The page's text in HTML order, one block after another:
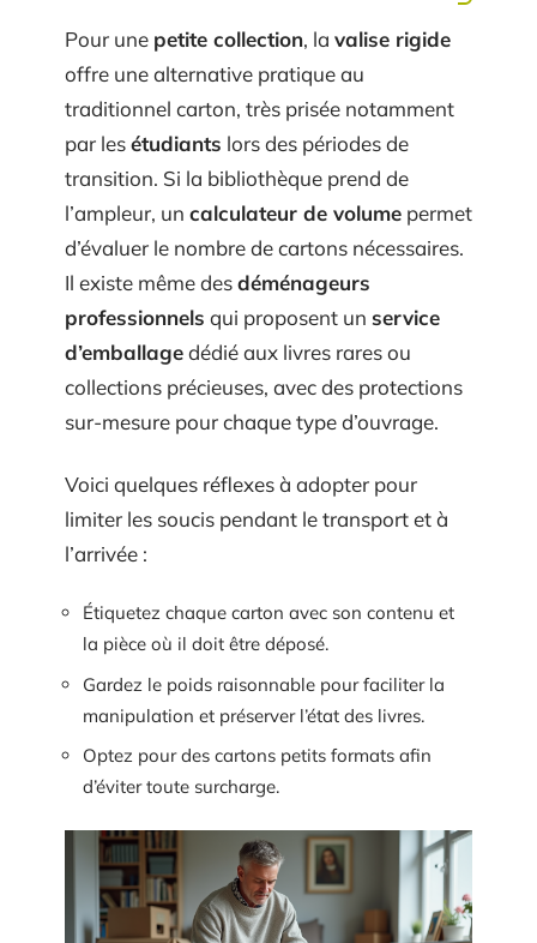
Pour une petite collection, la valise rigide
offre une alternative pratique au
traditionnel carton, très prisée notamment
par lesétudiants lors des périodes de
transition. Si la bibliothèque prend de
l’ampleur, un calculateur de volume permet
d’évaluer le nombre de cartons nécessaires.
Il existe même desdéménageurs
professionnels qui proposent un service
d’emballagedédié aux livres rares ou
collections précieuses, avec des protections
sur-mesure pour chaque type d’ouvrage.
Voici quelques réflexes à adopter pour
limiter les soucis pendant le transport et à
l’arrivée :
Étiquetez chaque carton avec son contenu et
la pièce où il doit être déposé.
Gardez le poids raisonnable pour faciliter la
manipulation et préserver l’état des livres.
Optez pour des cartons petits formats afin
d’éviter toute surcharge.